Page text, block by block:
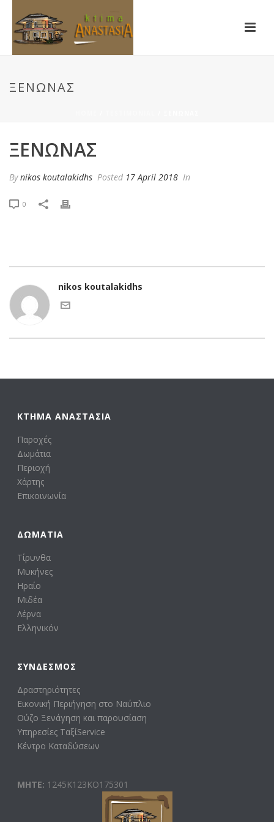
ΞΕΝΏΝΑΣ
ΞΕΝΏΝΑΣ
Bynikos koutalakidhs Posted 17 April 2018 In
0
nikos koutalakidhs
ΚΤΗΜΑ ΑΝΑΣΤΑΣΙΑ
Παροχές
Δωμάτια
Περιοχή
Χάρτης
Επικοινωνία
ΔΩΜΆΤΙΑ
Τίρυνθα
Μυκήνες
Ηραίο
Μιδέα
Λέρνα
Ελληνικόν
ΣΎΝΔΕΣΜΟΣ
Δραστηριότητες
Εικονική Περιήγηση στο Ναύπλιο
Ούζο Ξενάγηση και παρουσίαση
Υπηρεσίες ΤαξίService
Κέντρο Καταδύσεων
ΜΗΤΕ: 1245Κ123ΚΟ175301